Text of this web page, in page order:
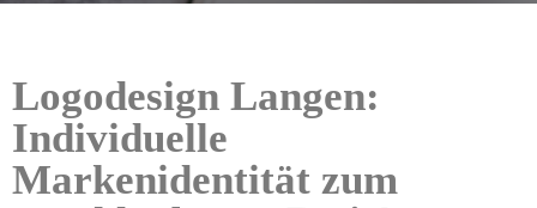
Logodesign Langen:
Individuelle
Markenidentität zum